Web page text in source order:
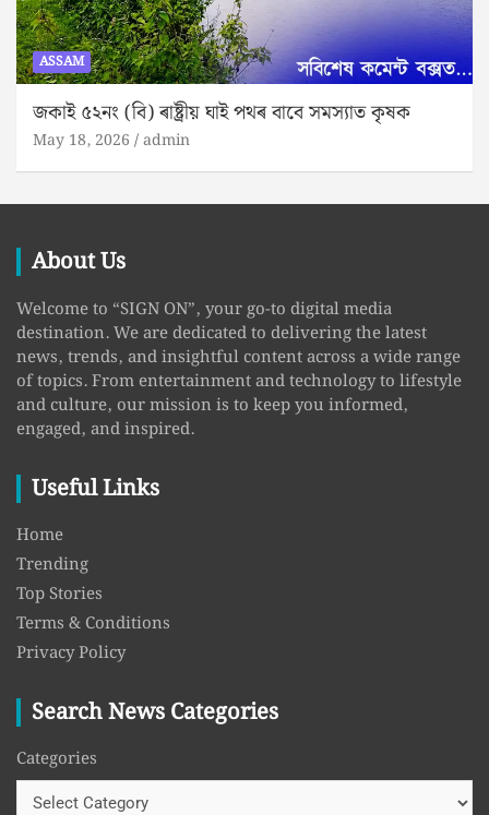
ASSAM
জকাই ৫২নং (বি) ৰাষ্ট্ৰীয় ঘাই পথৰ বাবে সমস্যাত কৃষক
May 18, 2026 admin
About Us
Welcome to “SIGN ON”, your go-to digital media
destination. We are dedicated to delivering the latest
news, trends, and insightful content across a wide range
of topics. From entertainment and technology to lifestyle
and culture, our mission is to keep you informed,
engaged, and inspired.
Useful Links
Home
Trending
Top Stories
Terms & Conditions
Privacy Policy
Search News Categories
Categories